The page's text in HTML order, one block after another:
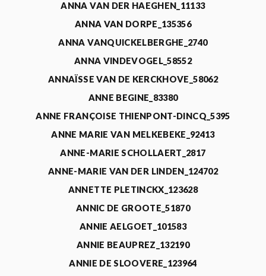
ANNA VAN DER HAEGHEN_11133
ANNA VAN DORPE_135356
ANNA VANQUICKELBERGHE_2740
ANNA VINDEVOGEL_58552
ANNAÏSSE VAN DE KERCKHOVE_58062
ANNE BEGINE_83380
ANNE FRANÇOISE THIENPONT-DINCQ_5395
ANNE MARIE VAN MELKEBEKE_92413
ANNE-MARIE SCHOLLAERT_2817
ANNE-MARIE VAN DER LINDEN_124702
ANNETTE PLETINCKX_123628
ANNIC DE GROOTE_51870
ANNIE AELGOET_101583
ANNIE BEAUPREZ_132190
ANNIE DE SLOOVERE_123964